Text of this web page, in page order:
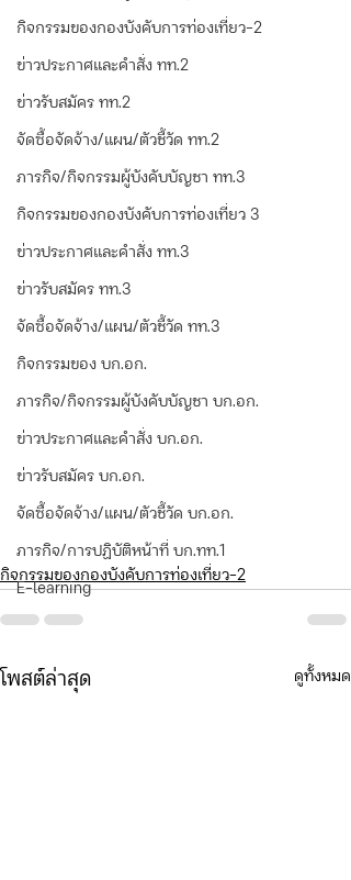
กิจกรรมของกองบังคับการท่องเที่ยว-2
ข่าวประกาศและคำสั่ง ทท.2
ข่าวรับสมัคร ทท.2
จัดซื้อจัดจ้าง/แผน/ตัวชี้วัด ทท.2
ภารกิจ/กิจกรรมผู้บังคับบัญชา ทท.3
กิจกรรมของกองบังคับการท่องเที่ยว 3
ข่าวประกาศและคำสั่ง ทท.3
ข่าวรับสมัคร ทท.3
จัดซื้อจัดจ้าง/แผน/ตัวชี้วัด ทท.3
กิจกรรมของ บก.อก.
ภารกิจ/กิจกรรมผู้บังคับบัญชา บก.อก.
ข่าวประกาศและคำสั่ง บก.อก.
ข่าวรับสมัคร บก.อก.
จัดซื้อจัดจ้าง/แผน/ตัวชี้วัด บก.อก.
ภารกิจ/การปฏิบัติหน้าที่ บก.ทท.1
E-learning
กิจกรรมของกองบังคับการท่องเที่ยว-2
โพสต์ล่าสุด ดูทั้งหมด